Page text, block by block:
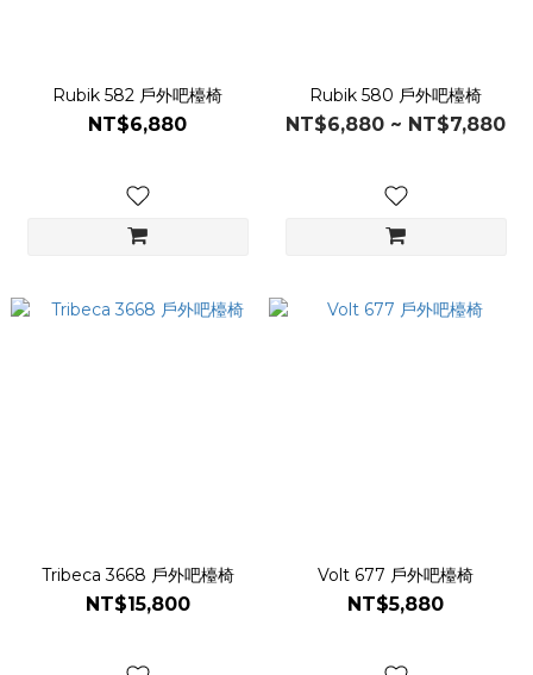
Rubik 582 戶外吧檯椅
NT$6,880
Rubik 580 戶外吧檯椅
NT$6,880 ~ NT$7,880
Tribeca 3668 戶外吧檯椅
NT$15,800
Volt 677 戶外吧檯椅
NT$5,880